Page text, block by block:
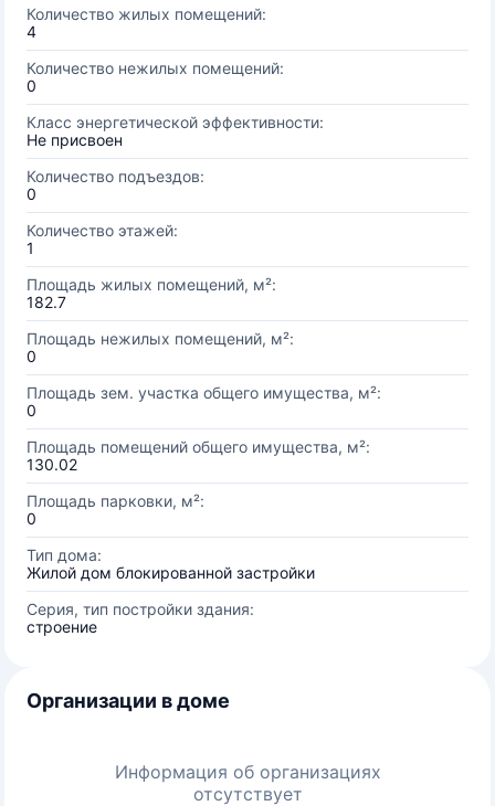
Количество жилых помещений:
4
Количество нежилых помещений:
0
Класс энергетической эффективности:
Не присвоен
Количество подъездов:
0
Количество этажей:
1
Площадь жилых помещений, м²:
182.7
Площадь нежилых помещений, м²:
0
Площадь зем. участка общего имущества, м²:
0
Площадь помещений общего имущества, м²:
130.02
Площадь парковки, м²:
0
Тип дома:
Жилой дом блокированной застройки
Серия, тип постройки здания:
строение
Организации в доме
Информация об организациях
отсутствует